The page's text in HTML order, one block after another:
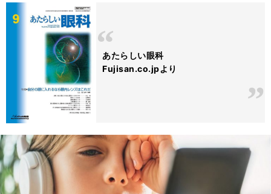
あたらしい眼科
Fujisan.co.jpより